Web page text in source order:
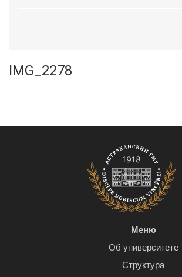
IMG_2278
Меню
Об университете
Структура